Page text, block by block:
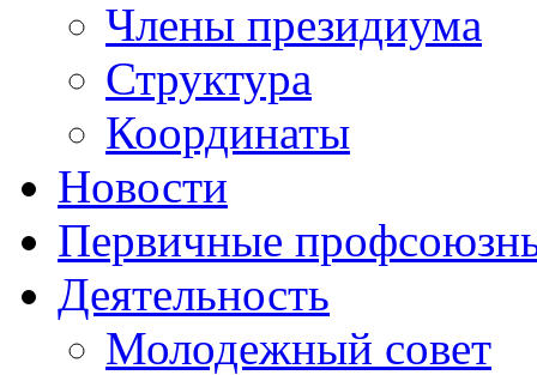
Члены президиума
Структура
Координаты
Новости
Первичные
Деятельность
Молодежный совет